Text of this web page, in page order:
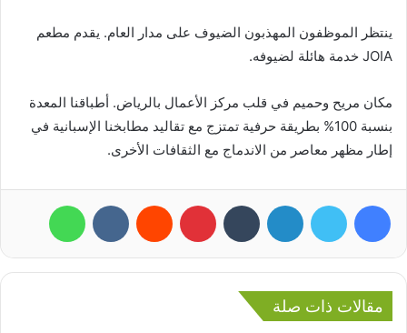
ينتظر الموظفون المهذبون الضيوف على مدار العام. يقدم مطعم
JOIA خدمة هائلة لضيوفه.
مكان مريح وحميم في قلب مركز الأعمال بالرياض. أطباقنا المعدة
بنسبة 100% بطريقة حرفية تمتزج مع تقاليد مطابخنا الإسبانية في
إطار مظهر معاصر من الاندماج مع الثقافات الأخرى.
فيسبوك تويتر لينكدإن بينتيريست
مقالات ذات صلة